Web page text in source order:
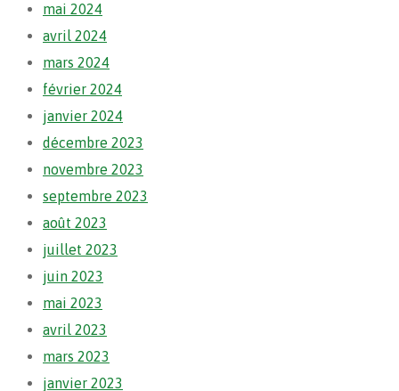
mai 2024
avril 2024
mars 2024
février 2024
janvier 2024
décembre 2023
novembre 2023
septembre 2023
août 2023
juillet 2023
juin 2023
mai 2023
avril 2023
mars 2023
janvier 2023